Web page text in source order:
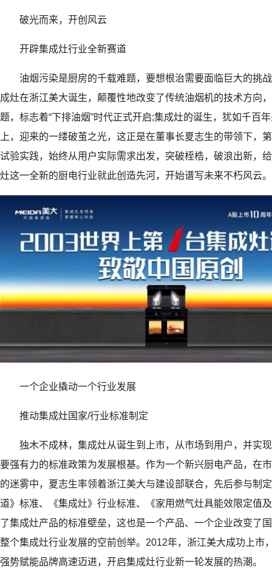
破光而来，开创风云
开辟集成灶行业全新赛道
油烟污染是厨房的千载难题，要想根治需要面临巨大的挑
成灶在浙江美大诞生，颠覆性地改变了传统油烟机的技术方向
题，标志着“下排油烟”时代正式开启;集成灶的诞生，犹如千百
上，迎来的一缕破茧之光，这正是在董事长夏志生的带领下，
试验实践，始终从用户实际需求出发，突破桎梏，破浪出新，
灶这一全新的厨电行业就此创造先河，开始谱写未来不朽风云。
一个企业撬动一个行业发展
推动集成灶国家/行业标准制定
独木不成林，集成灶从诞生到上市，从市场到用户，并实现
要强有力的标准政策为发展根基。作为一个新兴厨电产品，在
的迷雾中，夏志生率领着浙江美大与建设部联合，先后参与制
道》标准、《集成灶》行业标准、《家用燃气灶具能效限定值
了集成灶产品的标准壁垒，这也是一个产品、一个企业改变了
整个集成灶行业发展的空前创举。2012年，浙江美大成功上市
强势赋能品牌高速迈进，开启集成灶行业新一轮发展的热潮。